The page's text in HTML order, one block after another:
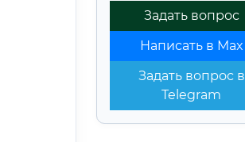
Задать вопрос
Написать в Max
Задать вопрос в
Telegram